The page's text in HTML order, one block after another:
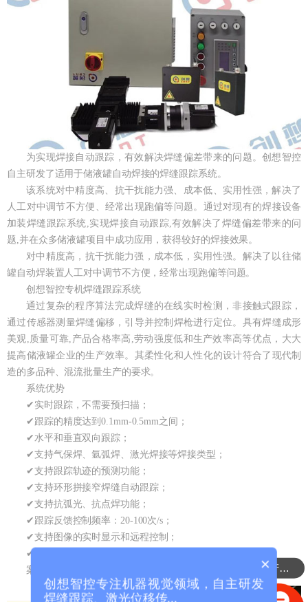
为实现焊接自动跟踪，有效解决焊缝偏差带来的问题。创想智控
自主研发了适用于储液罐自动焊接的焊缝跟踪系统。
该系统对中精度高、抗干扰能力强、成本低、实用性强，解决了
人工对中调节不方便、经常出现跑偏等问题。通过对现有的焊接设备
加装焊缝跟踪系统,实现焊接自动跟踪,有效解决了焊缝偏差带来的问
题,并在众多储液罐项目中成功应用，获得较好的焊接效果。
对中精度高，抗干扰能力强，成本低，实用性强。解决了以往储
罐自动焊装置人工对中调节不方便，经常出现跑偏等问题。
创想智控专机焊缝跟踪系统
通过复杂的程序算法完成焊缝的在线实时检测，非接触式跟踪，
通过传感器测量焊缝偏移，引导并控制焊枪进行定位。具有焊缝成形
美观,质量可靠,产品合格率高,劳动强度低和生产效率高等优点，大大
提高储液罐企业的生产效率。其柔性化和人性化的设计符合了现代制
造的多品种、混流批量生产的要求。
系统优势
✔实时跟踪，不需要预扫描；
✔跟踪的精度达到0.1mm-0.5mm之间；
✔水平和垂直双向跟踪；
✔支持气保焊、氩弧焊、激光焊接等焊接类型；
✔支持跟踪轨迹的预测功能；
✔支持环形拼接窄焊缝自动跟踪；
✔支持抗弧光、抗点焊功能；
✔跟踪反馈控制频率：20-100次/s；
✔支持图像的实时显示和远程控制；
✔支持轨迹回放功能。
案例
可以介绍下你们的产品么？
×
创想智控专注机器视觉领域，自主研发
焊缝跟踪、激光位移传...